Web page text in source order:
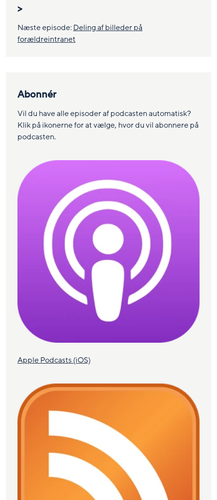
>
Næste episode:Deling af billeder på
forældreintranet
Abonnér
Vil du have alle episoder af podcasten automatisk?
Klik på ikonerne for at vælge, hvor du vil abonnere på
podcasten.
Apple Podcasts (iOS)